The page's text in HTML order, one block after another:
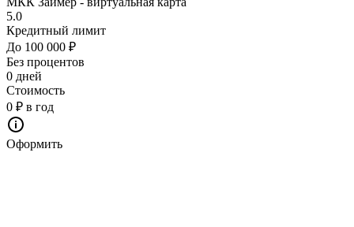
5.0
Кредитный лимит
До 100 000 ₽
Без процентов
0 дней
Стоимость
0 ₽ в год
Оформить